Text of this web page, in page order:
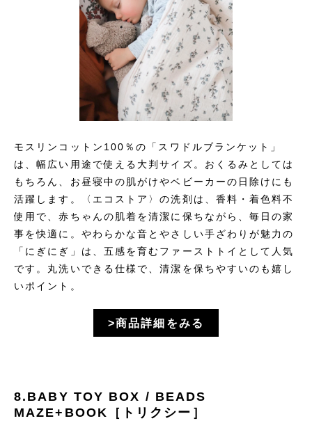
モスリンコットン100％の「スワドルブランケット」
は、幅広い用途で使える大判サイズ。おくるみとしては
もちろん、お昼寝中の肌がけやベビーカーの日除けにも
活躍します。〈エコストア〉の洗剤は、香料・着色料不
使用で、赤ちゃんの肌着を清潔に保ちながら、毎日の家
事を快適に。やわらかな音とやさしい手ざわりが魅力の
「にぎにぎ」は、五感を育むファーストトイとして人気
です。丸洗いできる仕様で、清潔を保ちやすいのも嬉し
いポイント。
>商品詳細をみる
8.BABY TOY BOX / BEADS
MAZE+BOOK［トリクシー］